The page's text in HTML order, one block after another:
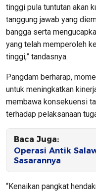
tinggi pula tuntutan akan
tanggung jawab yang
bangga serta
yang telah memperoleh
tinggi,” tandasnya.
Pangdam berharap,
untuk meningkatkan
membawa konsekuensi
terhadap pelaksanaan
Baca Juga:
Operasi Antik
Sasarannya
“Kenaikan pangkat